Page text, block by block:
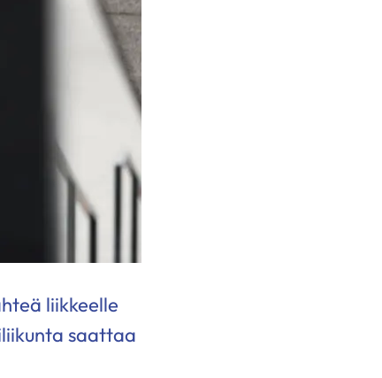
liikkeelle
saattaa